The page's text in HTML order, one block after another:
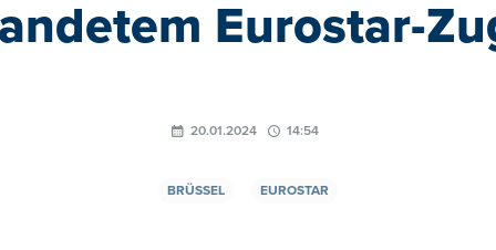
Eurostar-
20.01.2024 14:54
BRÜSSEL EUROSTAR